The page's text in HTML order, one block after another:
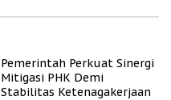
Pemerintah Perkuat Sinergi
Mitigasi PHK Demi
Stabilitas Ketenagakerjaan